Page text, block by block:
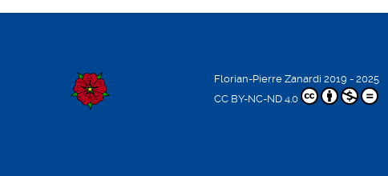
Florian-Pierre Zanardi 2019 - 2025
CC BY-NC-ND 4.0